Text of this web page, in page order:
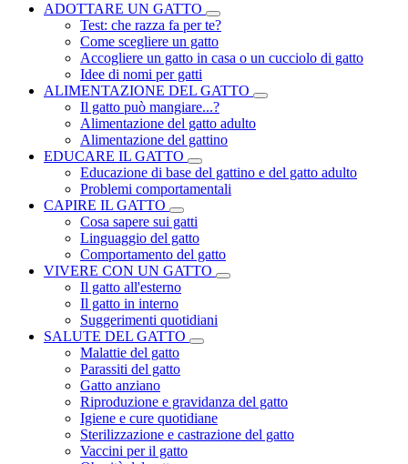
ADOTTARE UN GATTO
Test: che razza fa per te?
Come scegliere un gatto
Accogliere un gatto in casa o un cucciolo di gatto
Idee di nomi per gatti
ALIMENTAZIONE DEL GATTO
Il gatto può mangiare...?
Alimentazione del gatto adulto
Alimentazione del gattino
EDUCARE IL GATTO
Educazione di base del gattino e del gatto adulto
Problemi comportamentali
CAPIRE IL GATTO
Cosa sapere sui gatti
Linguaggio del gatto
Comportamento del gatto
VIVERE CON UN GATTO
Il gatto all'esterno
Il gatto in interno
Suggerimenti quotidiani
SALUTE DEL GATTO
Malattie del gatto
Parassiti del gatto
Gatto anziano
Riproduzione e gravidanza del gatto
Igiene e cure quotidiane
Sterilizzazione e castrazione del gatto
Vaccini per il gatto